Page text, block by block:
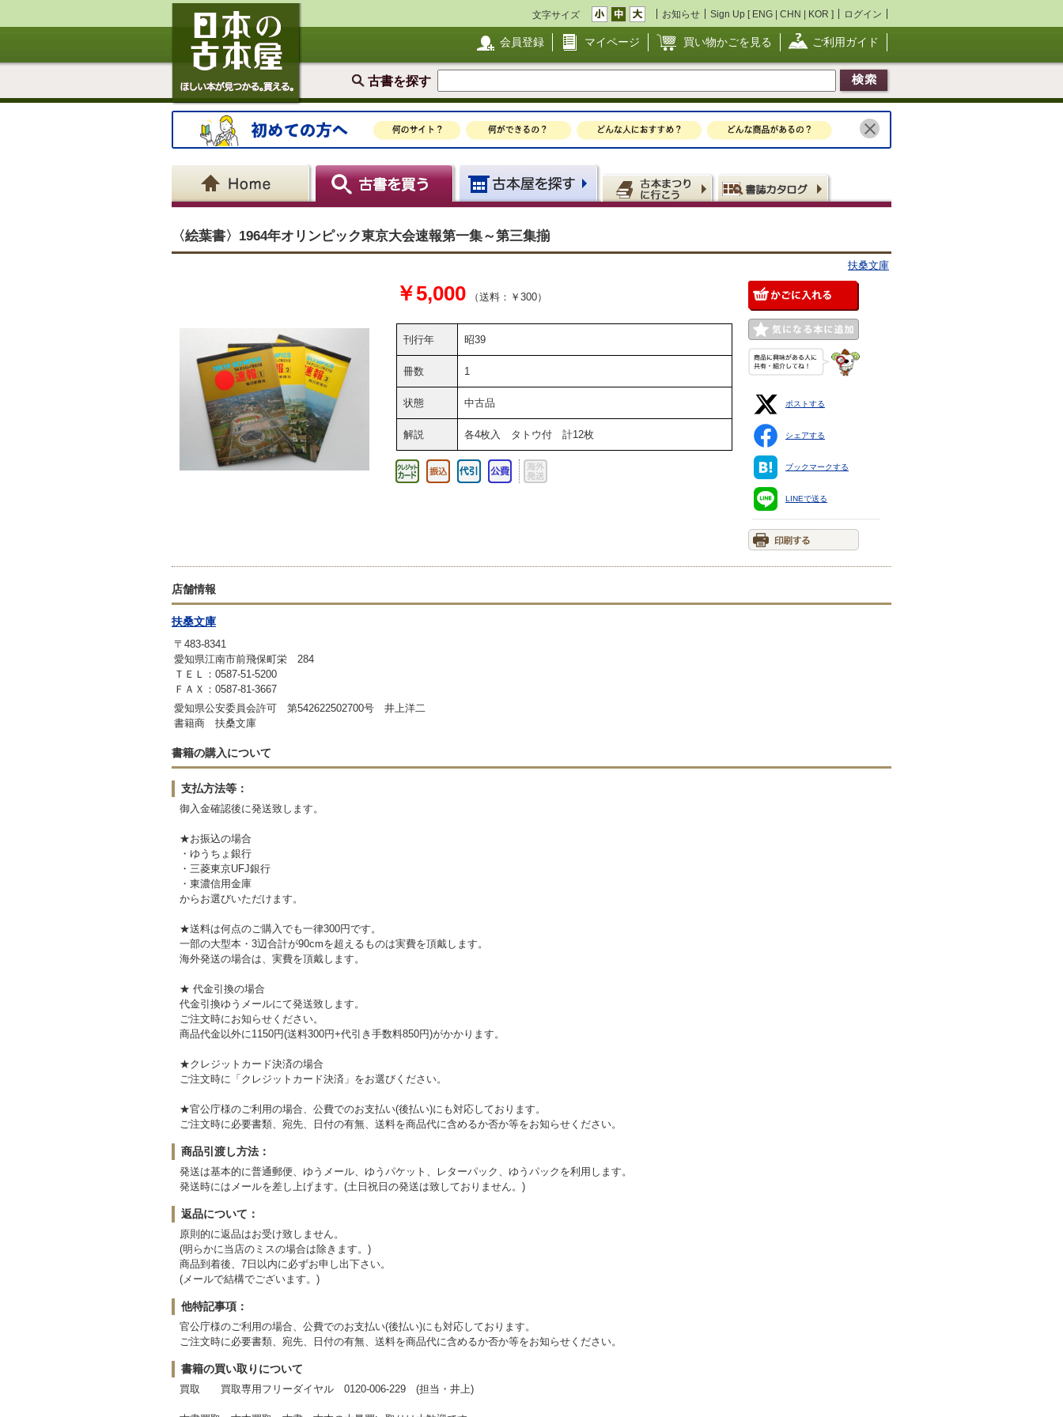
文字サイズ お知らせ Sign Up [ ENG | CHN | KOR ] ログイン
会員登録 マイページ 買い物かごを見る ご利用ガイド
古書を探す
〈絵葉書〉1964年オリンピック東京大会速報第一集～第三集揃
扶桑文庫
￥5,000 （送料：￥300）
刊行年 昭39
冊数 1
状態 中古品
解説 各4枚入 タトウ付 計12枚
ポストする
シェアする
ブックマークする
LINEで送る
店舗情報
扶桑文庫
〒483-8341
愛知県江南市前飛保町栄 284
ＴＥＬ：0587-51-5200
ＦＡＸ：0587-81-3667
愛知県公安委員会許可 第542622502700号 井上洋二
書籍商 扶桑文庫
書籍の購入について
支払方法等：
御入金確認後に発送致します。
★お振込の場合
・ゆうちょ銀行
・三菱東京UFJ銀行
・東濃信用金庫
からお選びいただけます。
★送料は何点のご購入でも一律300円です。
一部の大型本・3辺合計が90cmを超えるものは実費を頂戴します。
海外発送の場合は、実費を頂戴します。
★ 代金引換の場合
代金引換ゆうメールにて発送致します。
ご注文時にお知らせください。
商品代金以外に1150円(送料300円+代引き手数料850円)がかかります。
★クレジットカード決済の場合
ご注文時に「クレジットカード決済」をお選びください。
★官公庁様のご利用の場合、公費でのお支払い(後払い)にも対応しております。
ご注文時に必要書類、宛先、日付の有無、送料を商品代に含めるか否か等をお知らせください。
商品引渡し方法：
発送は基本的に普通郵便、ゆうメール、ゆうパケット、レターパック、ゆうパックを利用します。
発送時にはメールを差し上げます。(土日祝日の発送は致しておりません。)
返品について：
原則的に返品はお受け致しません。
(明らかに当店のミスの場合は除きます。)
商品到着後、7日以内に必ずお申し出下さい。
(メールで結構でございます。)
他特記事項：
官公庁様のご利用の場合、公費でのお支払い(後払い)にも対応しております。
ご注文時に必要書類、宛先、日付の有無、送料を商品代に含めるか否か等をお知らせください。
書籍の買い取りについて
買取 買取専用フリーダイヤル 0120-006-229 (担当・井上)